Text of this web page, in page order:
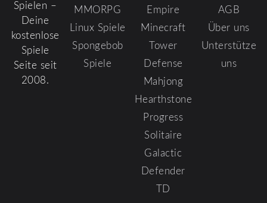
Spielen –
Deine
kostenlose
Spiele
Seite seit
2008.
MMORPG
Linux Spiele
Spongebob
Spiele
Empire
Minecraft
Tower
Defense
Mahjong
Hearthstone
Progress
Solitaire
Galactic
Defender
TD
AGB
Über uns
Unterstütze
uns